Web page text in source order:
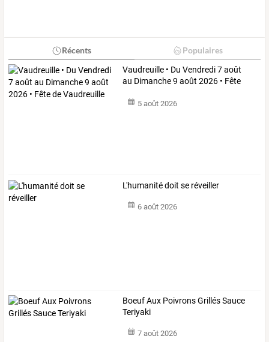
Récents Populaires
Vaudreuille • Du Vendredi7août
au Dimanche9 août 2026 • Fête
5 août 2026
L'humanité doit se réveiller
6 août 2026
Boeuf Aux Poivrons Grillés Sauce
Teriyaki
7 août 2026